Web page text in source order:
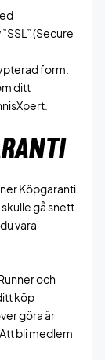
(Secure
form.
ditt
Köpgaranti.
gå snett.
vara
och
köp
göra är
bli medlem